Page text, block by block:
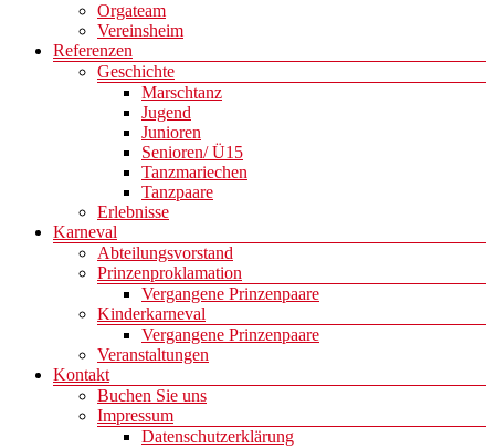
Orgateam
Vereinsheim
Referenzen
Geschichte
Marschtanz
Jugend
Junioren
Senioren/ Ü15
Tanzmariechen
Tanzpaare
Erlebnisse
Karneval
Abteilungsvorstand
Prinzenproklamation
Vergangene Prinzenpaare
Kinderkarneval
Vergangene Prinzenpaare
Veranstaltungen
Kontakt
Buchen Sie uns
Impressum
Datenschutzerklärung